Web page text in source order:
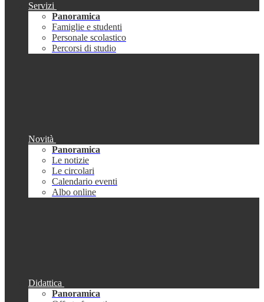
Servizi
Panoramica
Famiglie e studenti
Personale scolastico
Percorsi di studio
Novità
Panoramica
Le notizie
Le circolari
Calendario eventi
Albo online
Didattica
Panoramica